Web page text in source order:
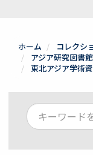
ホーム
コレクシ
アジア研究図書
東北アジア学術